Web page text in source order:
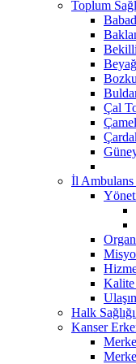
Toplum
Çal
İl
Kalite
Halk
Kanser